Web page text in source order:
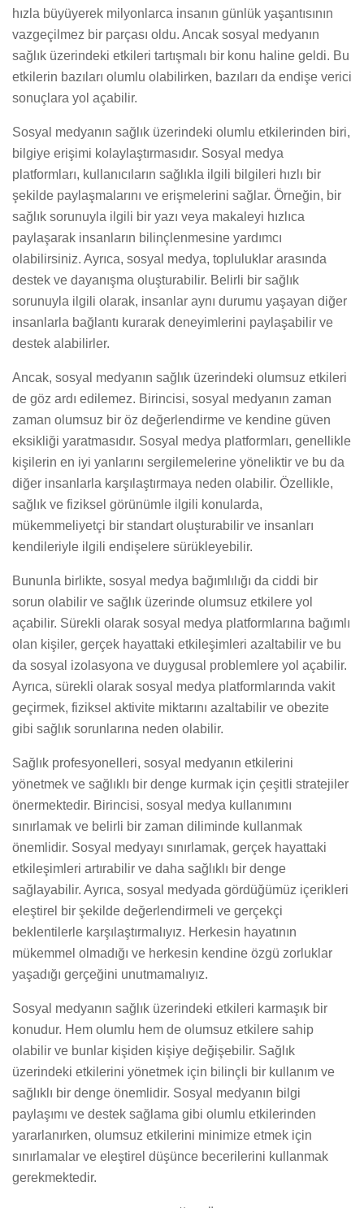
hızla büyüyerek milyonlarca insanın günlük yaşantısının
vazgeçilmez bir parçası oldu. Ancak sosyal medyanın
sağlık üzerindeki etkileri tartışmalı bir konu haline geldi. Bu
etkilerin bazıları olumlu olabilirken, bazıları da endişe verici
sonuçlara yol açabilir.
Sosyal medyanın sağlık üzerindeki olumlu etkilerinden biri,
bilgiye erişimi kolaylaştırmasıdır. Sosyal medya
platformları, kullanıcıların sağlıkla ilgili bilgileri hızlı bir
şekilde paylaşmalarını ve erişmelerini sağlar. Örneğin, bir
sağlık sorunuyla ilgili bir yazı veya makaleyi hızlıca
paylaşarak insanların bilinçlenmesine yardımcı
olabilirsiniz. Ayrıca, sosyal medya, topluluklar arasında
destek ve dayanışma oluşturabilir. Belirli bir sağlık
sorunuyla ilgili olarak, insanlar aynı durumu yaşayan diğer
insanlarla bağlantı kurarak deneyimlerini paylaşabilir ve
destek alabilirler.
Ancak, sosyal medyanın sağlık üzerindeki olumsuz etkileri
de göz ardı edilemez. Birincisi, sosyal medyanın zaman
zaman olumsuz bir öz değerlendirme ve kendine güven
eksikliği yaratmasıdır. Sosyal medya platformları, genellikle
kişilerin en iyi yanlarını sergilemelerine yöneliktir ve bu da
diğer insanlarla karşılaştırmaya neden olabilir. Özellikle,
sağlık ve fiziksel görünümle ilgili konularda,
mükemmeliyetçi bir standart oluşturabilir ve insanları
kendileriyle ilgili endişelere sürükleyebilir.
Bununla birlikte, sosyal medya bağımlılığı da ciddi bir
sorun olabilir ve sağlık üzerinde olumsuz etkilere yol
açabilir. Sürekli olarak sosyal medya platformlarına bağımlı
olan kişiler, gerçek hayattaki etkileşimleri azaltabilir ve bu
da sosyal izolasyona ve duygusal problemlere yol açabilir.
Ayrıca, sürekli olarak sosyal medya platformlarında vakit
geçirmek, fiziksel aktivite miktarını azaltabilir ve obezite
gibi sağlık sorunlarına neden olabilir.
Sağlık profesyonelleri, sosyal medyanın etkilerini
yönetmek ve sağlıklı bir denge kurmak için çeşitli stratejiler
önermektedir. Birincisi, sosyal medya kullanımını
sınırlamak ve belirli bir zaman diliminde kullanmak
önemlidir. Sosyal medyayı sınırlamak, gerçek hayattaki
etkileşimleri artırabilir ve daha sağlıklı bir denge
sağlayabilir. Ayrıca, sosyal medyada gördüğümüz içerikleri
eleştirel bir şekilde değerlendirmeli ve gerçekçi
beklentilerle karşılaştırmalıyız. Herkesin hayatının
mükemmel olmadığı ve herkesin kendine özgü zorluklar
yaşadığı gerçeğini unutmamalıyız.
Sosyal medyanın sağlık üzerindeki etkileri karmaşık bir
konudur. Hem olumlu hem de olumsuz etkilere sahip
olabilir ve bunlar kişiden kişiye değişebilir. Sağlık
üzerindeki etkilerini yönetmek için bilinçli bir kullanım ve
sağlıklı bir denge önemlidir. Sosyal medyanın bilgi
paylaşımı ve destek sağlama gibi olumlu etkilerinden
yararlanırken, olumsuz etkilerini minimize etmek için
sınırlamalar ve eleştirel düşünce becerilerini kullanmak
gerekmektedir.